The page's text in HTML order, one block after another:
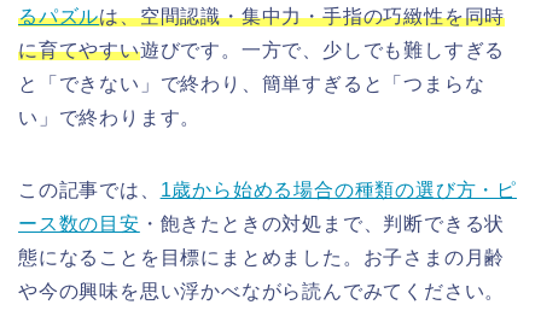
るパズルは、空間認識・集中力・手指の巧緻性を同時
に育てやすい遊びです。一方で、少しでも難しすぎる
と「できない」で終わり、簡単すぎると「つまらな
い」で終わります。
この記事では、 1歳から始める場合の種類の選び方・ピ
ース数の目安 ・飽きたときの対処まで、判断できる状
態になることを目標にまとめました。お子さまの月齢
や今の興味を思い浮かべながら読んでみてください。